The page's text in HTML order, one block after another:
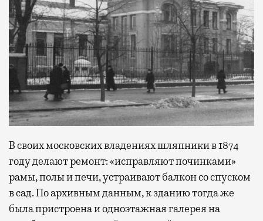
В своих московских владениях шляпники в 1874
году делают ремонт: «исправляют починками»
рамы, полы и печи, устраивают балкон со спуском
в сад. По архивным данным, к зданию тогда же
была пристроена и одноэтажная галерея на